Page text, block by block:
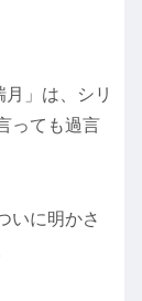
月」は、シリ
っても過言
いに明かさ